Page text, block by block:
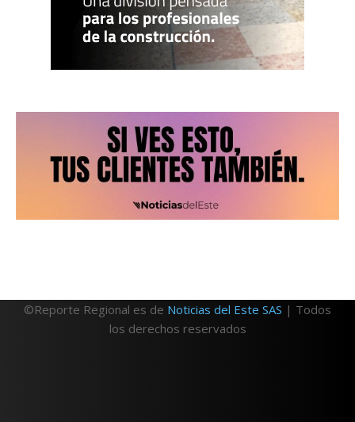
©Reporte Regional es de Noticias del Este SAS | Todos
los derechos reservados